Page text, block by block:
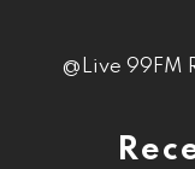
@Live 99FM